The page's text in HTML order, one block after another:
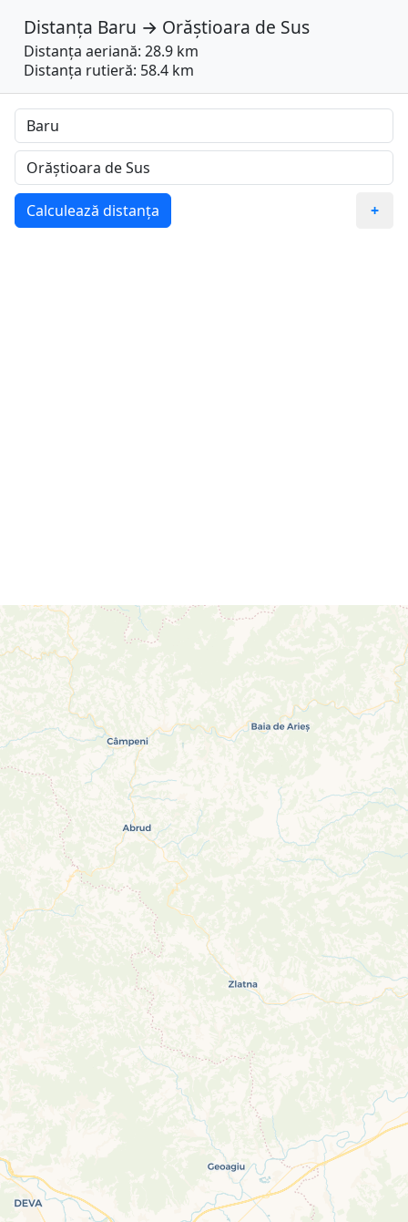
Distanța Baru → Orăștioara de Sus
Distanța aeriană: 28.9 km
Distanța rutieră: 58.4 km
Calculează distanța +